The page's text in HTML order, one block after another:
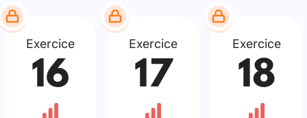
Exercice
16
Exercice
17
Exercice
18